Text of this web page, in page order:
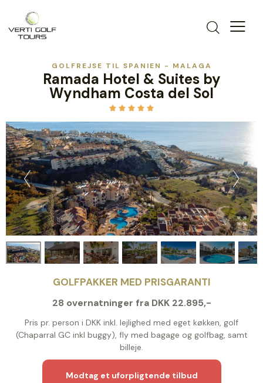
GOLFREJSE TIL SPANIEN - MALAGA
Ramada Hotel & Suites by
Wyndham Costa del Sol
    
GOLFPAKKER MED PRISGARANTI
28 overnatninger fra DKK 22.895,-
Pris pr. person i DKK inkl. lejlighed med eget køkken, golf
(Chaparral GC inkl buggy), fly med bagage og golfbag, samt
billeje.
Modtag et uforpligtende tilbud